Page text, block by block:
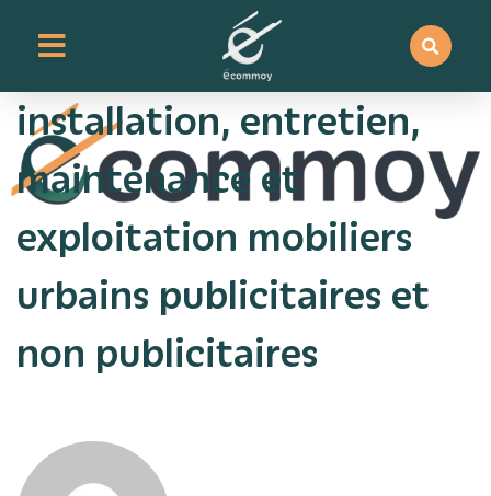
Mise à disposition
installation, entretien,
maintenance et
exploitation mobiliers
urbains publicitaires et
non publicitaires